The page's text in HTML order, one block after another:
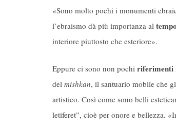
«Sono molto pochi i monumenti
l’ebraismo dà più importanza al tempo
interiore piuttosto che esteriore».
Eppure ci sono non pochi riferimenti
del mishkan, il santuario mobile che
artistico. Così come sono belli
letiferet”, cioè per onore e bellezza.